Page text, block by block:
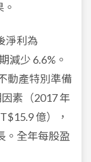
淨利為
減少 6.6%。
動產特別準備
素（2017 年
億），
。全年每股盈